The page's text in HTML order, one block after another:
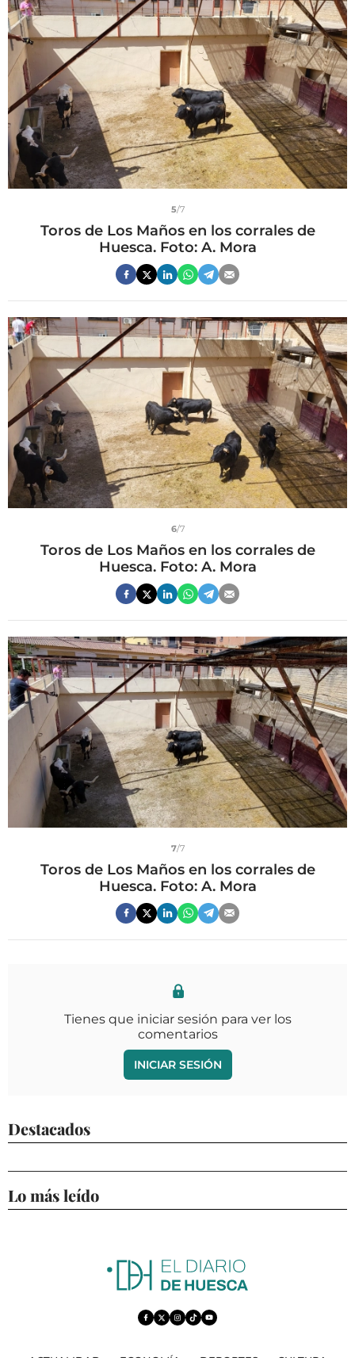
5/7
Toros de Los Maños en los corrales de
Huesca. Foto: A. Mora
6/7
Toros de Los Maños en los corrales de
Huesca. Foto: A. Mora
7/7
Toros de Los Maños en los corrales de
Huesca. Foto: A. Mora
Tienes que iniciar sesión para ver los
comentarios
INICIAR SESIÓN
Destacados
Lo más leído